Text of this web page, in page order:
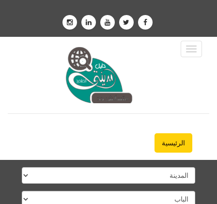
Toggle
Navigation
الرئيسية